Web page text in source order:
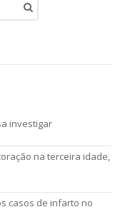
investigar
na terceira idade,
casos de infarto no